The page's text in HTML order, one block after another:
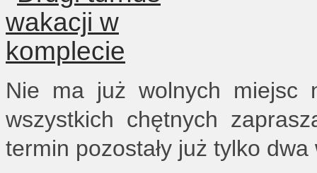
Nie ma już wolnych miejsc
wszystkich chętnych
termin pozostały już tylko